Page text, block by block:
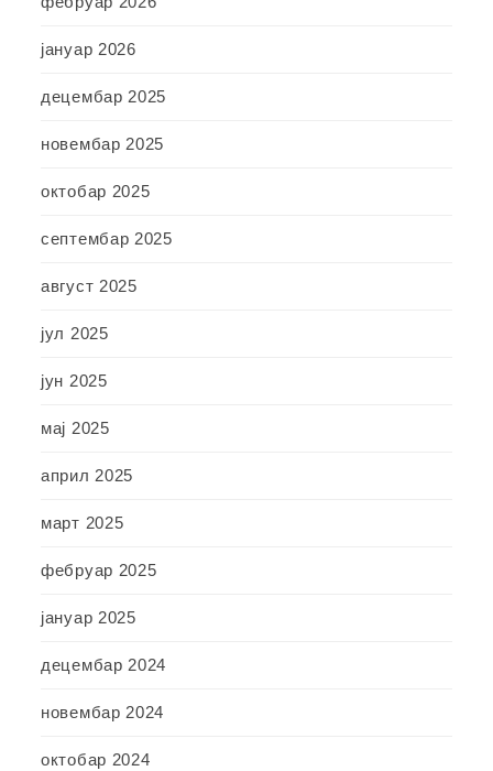
јануар 2026
децембар 2025
новембар 2025
октобар 2025
септембар 2025
август 2025
јул 2025
јун 2025
мај 2025
април 2025
март 2025
фебруар 2025
јануар 2025
децембар 2024
новембар 2024
октобар 2024